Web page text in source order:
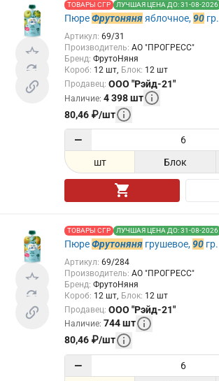
ТОВАРЫ СГР ЛУЧШАЯ ЦЕНА ДО: 31-08-2026
ПюреФрутоняняяблочное, 90 гр.
Артикул: 69/31
Производитель: АО "ПРОГРЕСС"
Бренд: ФрутоНяня
Короб: 12 шт Блок: 12 шт
Продавец: ООО "Рэйд-21"
Наличие: 4 398шт
80,46 ₽/шт
−
шт Блок
ТОВАРЫ СГР ЛУЧШАЯ ЦЕНА ДО: 31-08-2026
ПюреФрутоняня грушевое, 90 гр.
Артикул: 69/284
Производитель: АО "ПРОГРЕСС"
Бренд: ФрутоНяня
Короб: 12 шт Блок: 12 шт
Продавец: ООО "Рэйд-21"
Наличие: 744шт
80,46 ₽/шт
−